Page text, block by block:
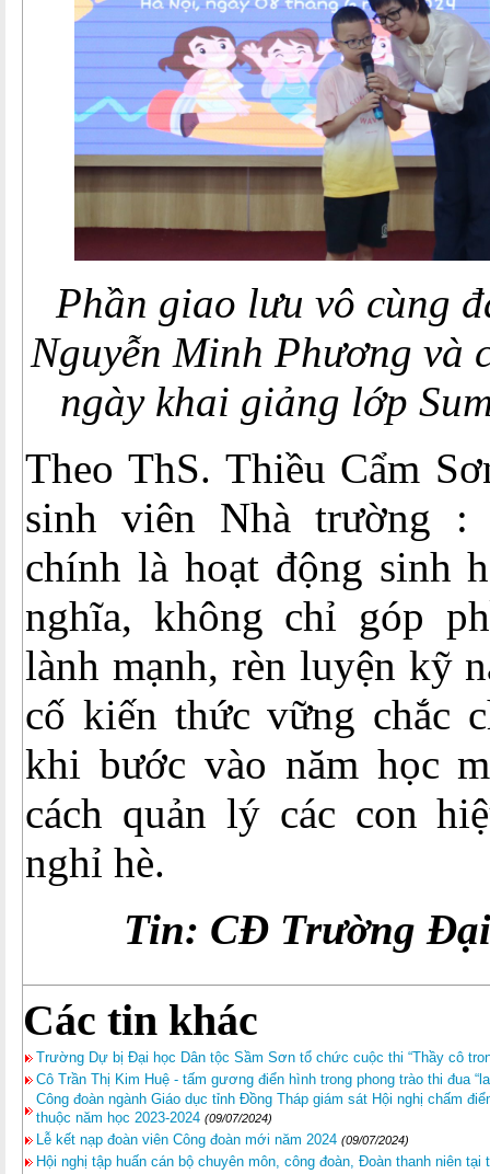
Phần giao lưu vô cùng
Nguyễn Minh Phương và
ngày khai giảng lớp
Theo ThS. Thiều Cẩm
sinh viên Nhà trường :
chính là hoạt động sinh
nghĩa, không chỉ góp
lành mạnh, rèn luyện kỹ
cố kiến thức vững chắc
khi bước vào năm học
cách quản lý các con
nghỉ hè.
Tin: CĐ Trường
Các tin khác
Trường Dự bị Đại học Dân tộc Sầm Sơn tổ chức cuộc thi “Thầy cô
Cô Trần Thị Kim Huệ - tấm gương điển hình trong phong trào thi đua
Công đoàn ngành Giáo dục tỉnh Đồng Tháp giám sát Hội nghị chấm
thuộc năm học 2023-2024 (09/07/2024)
Lễ kết nạp đoàn viên Công đoàn mới năm 2024 (09/07/2024)
Hội nghị tập huấn cán bộ chuyên môn, công đoàn, Đoàn thanh niên